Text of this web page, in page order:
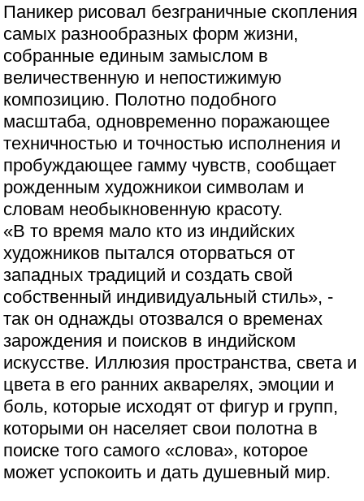
Паникер рисовал безграничные скопления
самых разнообразных форм жизни,
собранные единым замыслом в
величественную и непостижимую
композицию. Полотно подобного
масштаба, одновременно поражающее
техничностью и точностью исполнения и
пробуждающее гамму чувств, сообщает
рожденным художникои символам и
словам необыкновенную красоту.
«В то время мало кто из индийских
художников пытался оторваться от
западных традиций и создать свой
собственный индивидуальный стиль», -
так он однажды отозвался о временах
зарождения и поисков в индийском
искусстве. Иллюзия пространства, света и
цвета в его ранних акварелях, эмоции и
боль, которые исходят от фигур и групп,
которыми он населяет свои полотна в
поиске того самого «слова», которое
может успокоить и дать душевный мир.